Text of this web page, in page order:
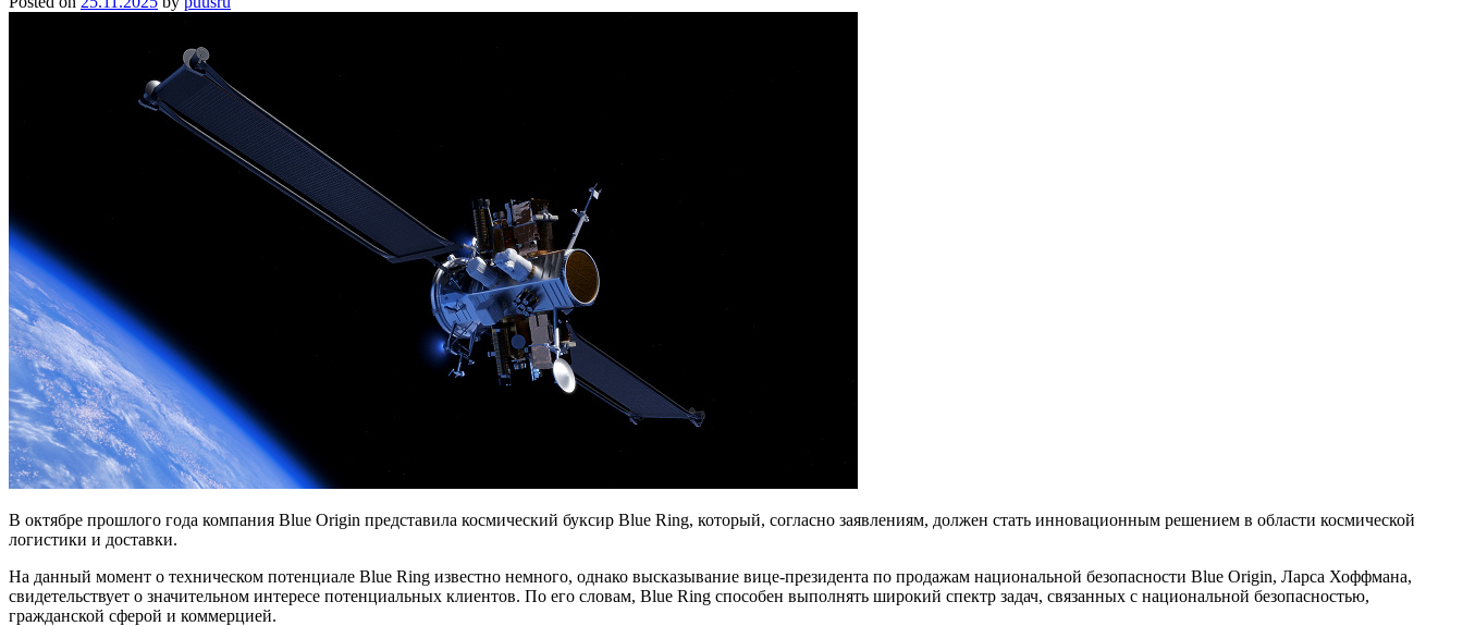
В октябре прошлого года компания Blue Origin представила космический буксир Blue Ring, который, согласно заявлениям, должен стать инновационным решением в области космической
логистики и доставки.
На данный момент о техническом потенциале Blue Ring известно немного, однако высказывание вице-президента по продажам национальной безопасности Blue Origin, Ларса Хоффмана,
свидетельствует о значительном интересе потенциальных клиентов. По его словам, Blue Ring способен выполнять широкий спектр задач, связанных с национальной безопасностью,
гражданской сферой и коммерцией.